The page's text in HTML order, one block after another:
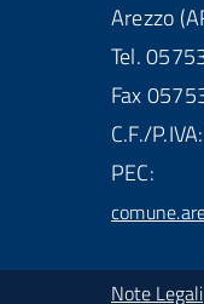
Arezzo
Tel.
Fax
C.F./
PEC:
Note Legali